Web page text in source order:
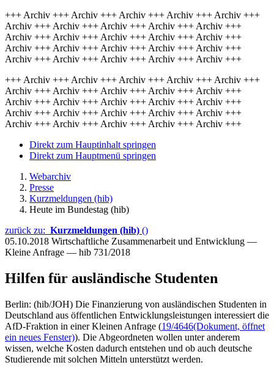
+++ Archiv +++ Archiv +++ Archiv +++ Archiv +++ Archiv +++
Archiv +++ Archiv +++ Archiv +++ Archiv +++ Archiv +++
Archiv +++ Archiv +++ Archiv +++ Archiv +++ Archiv +++
Archiv +++ Archiv +++ Archiv +++ Archiv +++ Archiv +++
Archiv +++ Archiv +++ Archiv +++ Archiv +++ Archiv +++
+++ Archiv +++ Archiv +++ Archiv +++ Archiv +++ Archiv +++
Archiv +++ Archiv +++ Archiv +++ Archiv +++ Archiv +++
Archiv +++ Archiv +++ Archiv +++ Archiv +++ Archiv +++
Archiv +++ Archiv +++ Archiv +++ Archiv +++ Archiv +++
Archiv +++ Archiv +++ Archiv +++ Archiv +++ Archiv +++
Direkt zum Hauptinhalt springen
Direkt zum Hauptmenü springen
Webarchiv
Presse
Kurzmeldungen (hib)
Heute im Bundestag (hib)
zurück zu: Kurzmeldungen (hib) ()
05.10.2018 Wirtschaftliche Zusammenarbeit und Entwicklung —
Kleine Anfrage — hib 731/2018
Hilfen für ausländische Studenten
Berlin: (hib/JOH) Die Finanzierung von ausländischen Studenten in
Deutschland aus öffentlichen Entwicklungsleistungen interessiert die
AfD-Fraktion in einer Kleinen Anfrage (19/4646(Dokument, öffnet
ein neues Fenster)). Die Abgeordneten wollen unter anderem
wissen, welche Kosten dadurch entstehen und ob auch deutsche
Studierende mit solchen Mitteln unterstützt werden.